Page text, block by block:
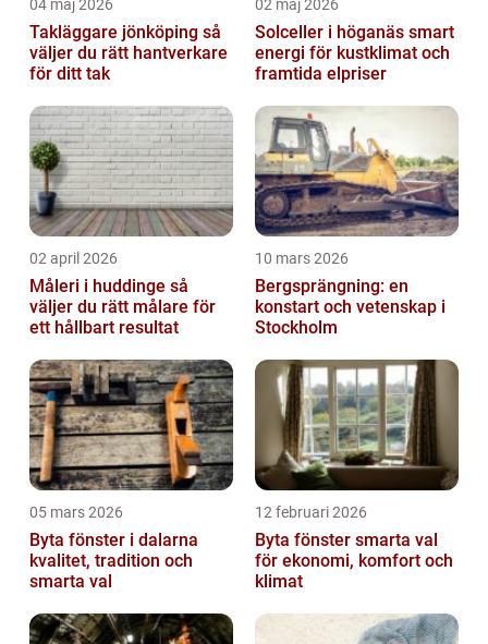
04 maj 2026
Takläggare jönköping så
väljer du rätt hantverkare
för ditt tak
02 maj 2026
Solceller i höganäs smart
energi för kustklimat och
framtida elpriser
02 april 2026
Måleri i huddinge så
väljer du rätt målare för
ett hållbart resultat
10 mars 2026
Bergsprängning: en
konstart och vetenskap i
Stockholm
05 mars 2026
Byta fönster i dalarna
kvalitet, tradition och
smarta val
12 februari 2026
Byta fönster smarta val
för ekonomi, komfort och
klimat